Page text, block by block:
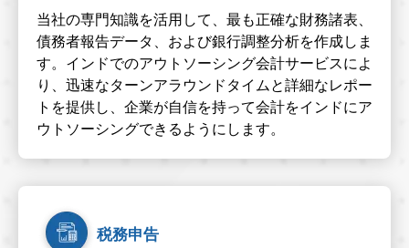
当社の専門知識を活用して、最も正確な財務諸表、
債務者報告データ、および銀行調整分析を作成しま
す。インドでのアウトソーシング会計サービスによ
り、迅速なターンアラウンドタイムと詳細なレポー
トを提供し、企業が自信を持って会計をインドにア
ウトソーシングできるようにします。
税務申告